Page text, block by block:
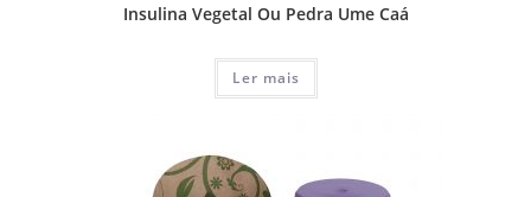
Insulina Vegetal Ou Pedra Ume Caá
Ler mais